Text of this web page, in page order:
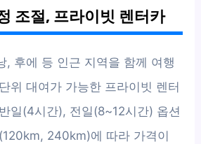
조절, 프라이빗 렌터카
, 후에 등 인근 지역을 함께 여행
위 대여가 가능한 프라이빗 렌터
일(4시간), 전일(8~12시간) 옵션
240km)에 따라 가격이